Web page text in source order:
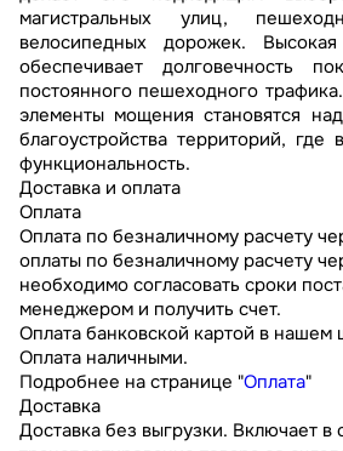
магистральных улиц,
велосипедных дорожек.
обеспечивает долговечность
постоянного пешеходного
элементы мощения становятся
благоустройства территорий,
функциональность.
Доставка и оплата
Оплата
Оплата по безналичному расчету
оплаты по безналичному расчету
необходимо согласовать сроки
менеджером и получить счет.
Оплата банковской картой в нашем
Оплата наличными.
Подробнее на странице "Оплата"
Доставка
Доставка без выгрузки. Включает в